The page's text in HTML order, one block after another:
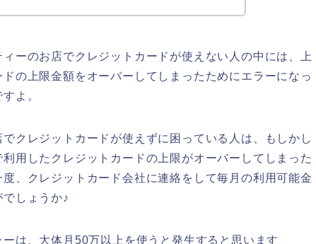
ーのお店でクレジットカードが使えない人の中には、上
の上限金額をオーバーしてしまったためにエラーになっ
よ。
クレジットカードが使えずに困っている人は、もしかし
用したクレジットカードの上限がオーバーしてしまった
、クレジットカード会社に連絡をして毎月の利用可能金
しょうか♪
は、大体月50万以上を使うと発生すると思います